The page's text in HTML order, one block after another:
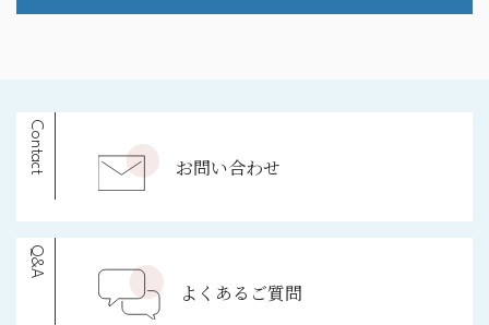
の範囲内で、業務の遂行上必要な限りにおいて利
え、秘密を保持させるために、適正な監督を行い
当社は、法令に定める場合を除き、個人情報を、事前
に本人の同意を得ることなく、第三者に提供致し
Contact お問い合わせ
Q&A
よくあるご質問